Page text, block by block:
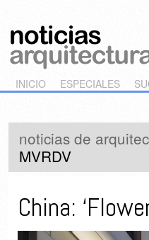
Main menu
Skip to primary content
Skip to secondary content
INICIO ESPECIALES
noticias de
MVRDV
China: